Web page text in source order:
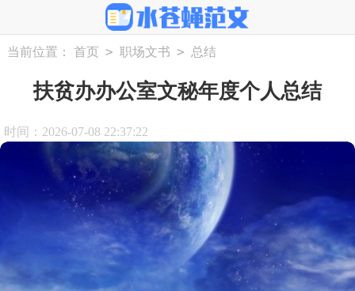
当前位置： 首页 > 职场文书 > 总结
扶贫办办公室文秘年度个人总结
时间：2026-07-08 22:37:22